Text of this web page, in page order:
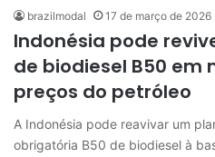
brazilmodal 17 de março de 2026
Indonésia pode
de biodiesel B50 em
preços do petróleo
A Indonésia pode reavivar um
obrigatória B50 de biodiesel à